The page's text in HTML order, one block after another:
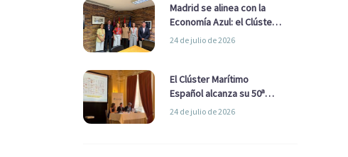
Madrid se alinea con la
Economía Azul: el Clúster
Marítimo Español y la Real
Ayuntamiento
24 de julio de 2026
El Clúster Marítimo
Español alcanza su 50ª
Asamblea reafirmando su
24 de julio de 2026